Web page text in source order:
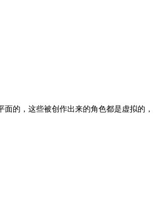
的，这些被创作出来的角色都是虚拟的，